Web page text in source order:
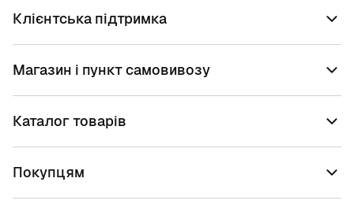
Клієнтська підтримка
Магазин і пункт самовивозу
Каталог товарів
Покупцям